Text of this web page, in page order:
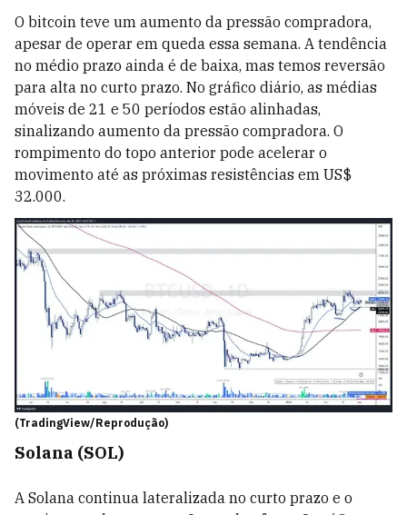
O bitcoin teve um aumento da pressão compradora,
apesar de operar em queda essa semana. A tendência
no médio prazo ainda é de baixa, mas temos reversão
para alta no curto prazo. No gráfico diário, as médias
móveis de 21 e 50 períodos estão alinhadas,
sinalizando aumento da pressão compradora. O
rompimento do topo anterior pode acelerar o
movimento até as próximas resistências em US$
32.000.
(TradingView/Reprodução)
Solana (SOL)
A Solana continua lateralizada no curto prazo e o